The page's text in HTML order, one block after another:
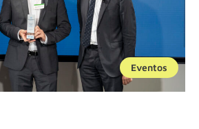
Eventos